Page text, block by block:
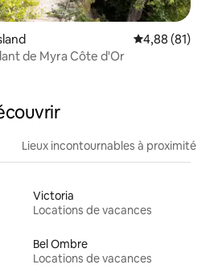
Évaluation
4,88 (81)
de Myra Côte d'Or
Lieux incontournables à proximité
Victoria
Locations de vacances
Bel Ombre
Locations de vacances